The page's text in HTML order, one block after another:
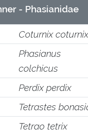
- Phasianidae
Coturnix coturnix
Phasianus
colchicus
Perdix perdix
Tetrastes
Tetrao tetrix